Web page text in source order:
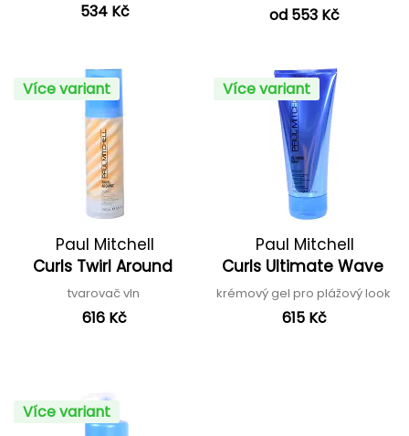
534 Kč od 553 Kč
Více variant
Paul Mitchell
Curls Twirl Around
tvarovač vln
616 Kč
Více variant
Paul Mitchell
Curls Ultimate Wave
krémový gel pro plážový look
615 Kč
Více variant